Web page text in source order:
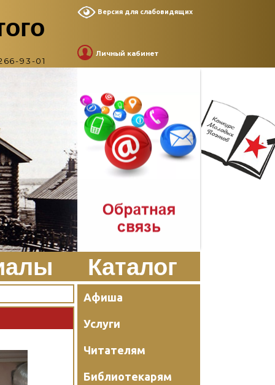
93-01
Версия для слабовидящих
Личный кабинет
Каталог
Афиша
Услуги
Читателям
Библиотекарям